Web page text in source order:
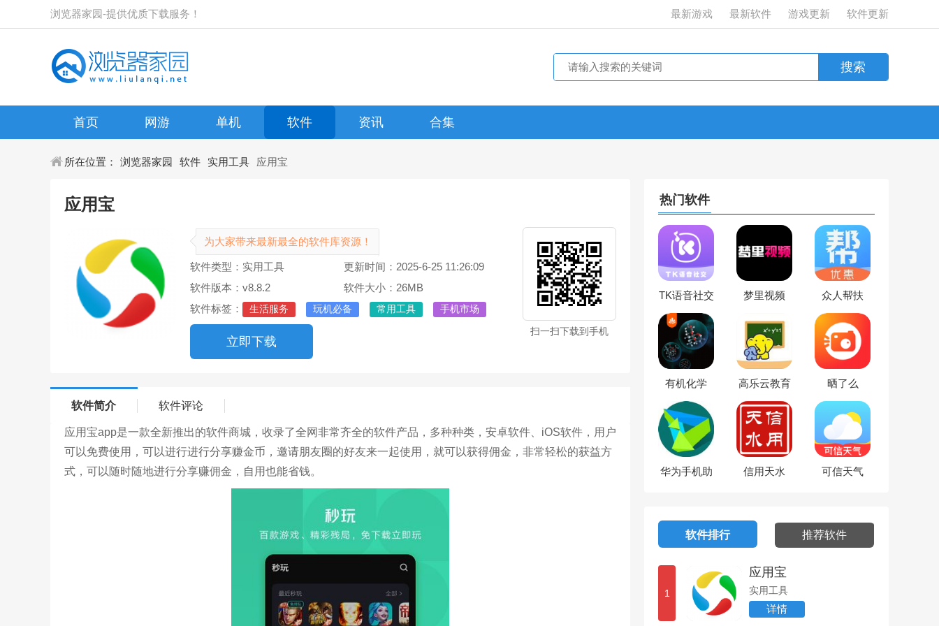
浏览器家园-提供优质下载服务！ 最新游戏 最新软件 游戏更新 软件更新
首页 网游 单机 软件 资讯 合集
所在位置： 浏览器家园 软件 实用工具 应用宝
应用宝
为大家带来最新最全的软件库资源！
软件类型：实用工具
更新时间：2025-6-25 11:26:09
软件版本：v8.8.2
软件大小：26MB
软件标签：
生活服务 玩机必备 常用工具 手机市场
立即下载
扫一扫下载到手机
软件简介 软件评论
应用宝app是一款全新推出的软件商城，收录了全网非常齐全的软件产品，多种种类，安卓软件、iOS软件，用户
可以免费使用，可以进行进行分享赚金币，邀请朋友圈的好友来一起使用，就可以获得佣金，非常轻松的获益方
式，可以随时随地进行分享赚佣金，自用也能省钱。
热门软件
TK语音社交 梦里视频 众人帮扶
有机化学 高乐云教育 晒了么
华为手机助
信用天水 可信天气
软件排行 推荐软件
1
应用宝
实用工具
详情